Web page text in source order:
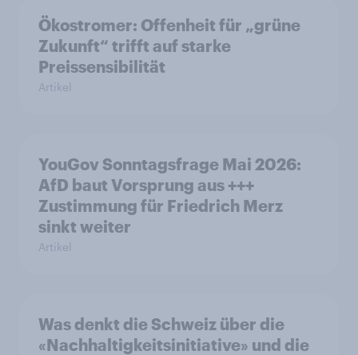
Ökostromer: Offenheit für „grüne
Zukunft“ trifft auf starke
Preissensibilität
Artikel
YouGov Sonntagsfrage Mai 2026:
AfD baut Vorsprung aus +++
Zustimmung für Friedrich Merz
sinkt weiter
Artikel
Was denkt die Schweiz über die
«Nachhaltigkeitsinitiative» und die